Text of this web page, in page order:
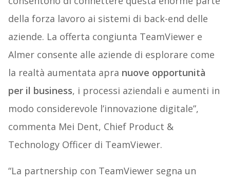
della forza lavoro ai sistemi di back-end delle
aziende. La offerta congiunta TeamViewer e
Almer consente alle aziende di esplorare come
la realtà aumentata apra nuove opportunità
per il business, i processi aziendali e aumenti in
modo considerevole l’innovazione digitale”,
commenta Mei Dent, Chief Product &
Technology Officer di TeamViewer.
“La partnership con TeamViewer segna un